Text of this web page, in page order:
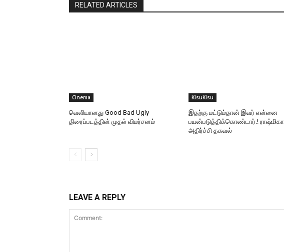
RELATED ARTICLES
Cinema
வெளியானது Good Bad Ugly
திரைப்படத்தின் முதல் விமர்சனம்
KisuKisu
இதற்கு மட்டும்தான் இவர் என்னை
பயன்படுத்திக்கொண்டார்.! ராஷ்மிகா
அதிர்ச்சி தகவல்
LEAVE A REPLY